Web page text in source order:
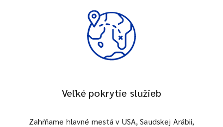
Veľké pokrytie služieb
Zahŕňame hlavné mestá v USA, Saudskej Arábii,